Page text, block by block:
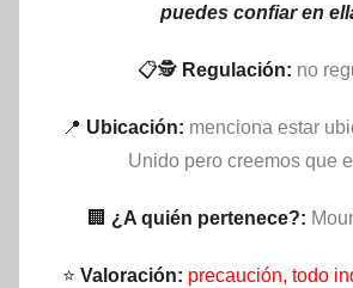
puedes confiar en
📋🕵 Regulación: no
📍 Ubicación: menciona estar
Unido pero creemos que
🏢 ¿A quién pertenece?:
⭐ Valoración: precaución, todo